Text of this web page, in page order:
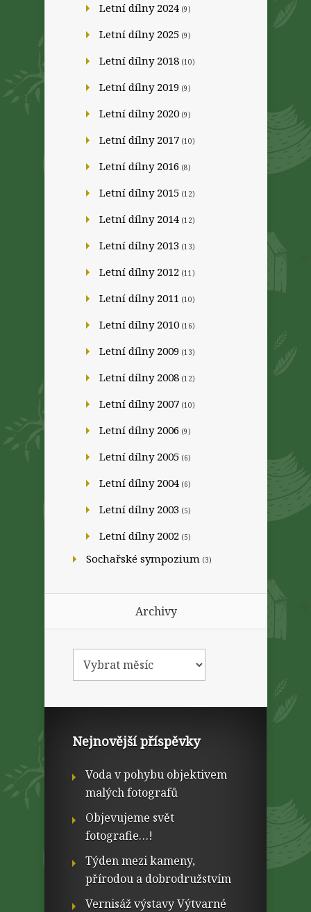
Letní dílny 2024 (9)
Letní dílny 2025 (9)
Letní dílny 2018 (10)
Letní dílny 2019 (9)
Letní dílny 2020 (9)
Letní dílny 2017 (10)
Letní dílny 2016 (8)
Letní dílny 2015 (12)
Letní dílny 2014 (12)
Letní dílny 2013 (13)
Letní dílny 2012 (11)
Letní dílny 2011 (10)
Letní dílny 2010 (16)
Letní dílny 2009 (13)
Letní dílny 2008 (12)
Letní dílny 2007 (10)
Letní dílny 2006 (9)
Letní dílny 2005 (6)
Letní dílny 2004 (6)
Letní dílny 2003 (5)
Letní dílny 2002 (5)
Sochařské sympozium (3)
Archivy
Nejnovější příspěvky
Voda v pohybu objektivem
malých fotografů
Objevujeme svět
fotografie…!
Týden mezi kameny,
přírodou a dobrodružstvím
Vernisáž výstavy Výtvarné